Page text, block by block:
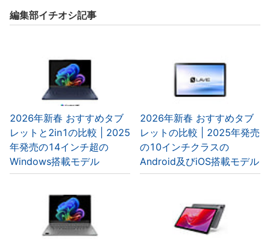
編集部イチオシ記事
2026年新春 おすすめタブ
レットと2in1の比較 | 2025
年発売の14インチ超の
Windows搭載モデル
2026年新春 おすすめタブ
レットの比較 | 2025年発売
の10インチクラスの
Android及びiOS搭載モデル